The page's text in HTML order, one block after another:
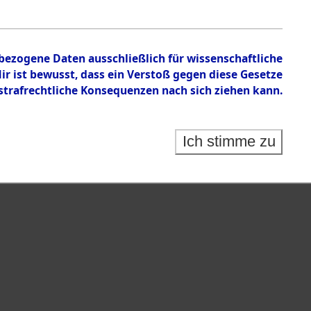
des Verlaufs und der Geschehnisse um
Daten ausschließlich für wissenschaftliche
bewusst, dass ein Verstoß gegen diese Gesetze
Konsequenzen nach sich ziehen kann.
Ich stimme zu